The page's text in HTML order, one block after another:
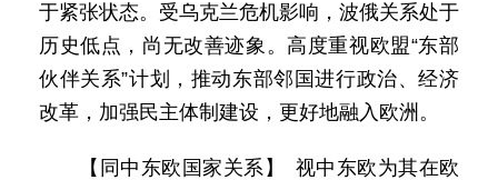
于紧张状态。受乌克兰危机影响，波俄关系处于
历史低点，尚无改善迹象。高度重视欧盟“东部
伙伴关系”计划，推动东部邻国进行政治、经济
改革，加强民主体制建设，更好地融入欧洲。
【同中东欧国家关系】 视中东欧为其在欧